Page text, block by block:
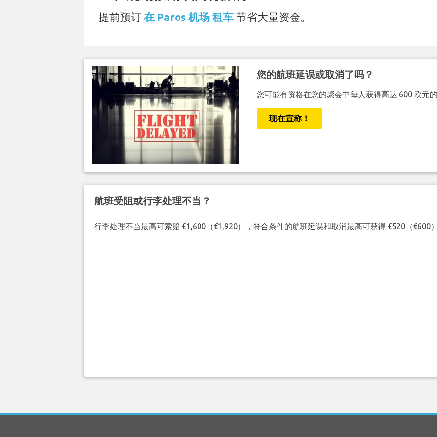
提前预订 在 Paros 机场 租车 节省大量资金。
您的航班延误或取消了吗？
您可能有资格在您的聚会中每人获得高达 600 欧元
现在宣称！
航班受阻或行李处理不当？
行李处理不当最高可索赔 £1,600（€1,920），符合条件的航班延误和取消最高可获得 £520（€600